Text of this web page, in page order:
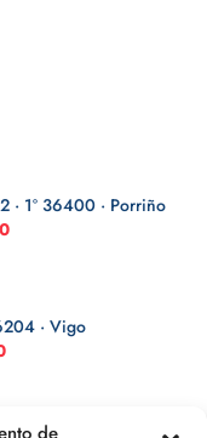
de
· 1º 36400 · Porriño
· Vigo